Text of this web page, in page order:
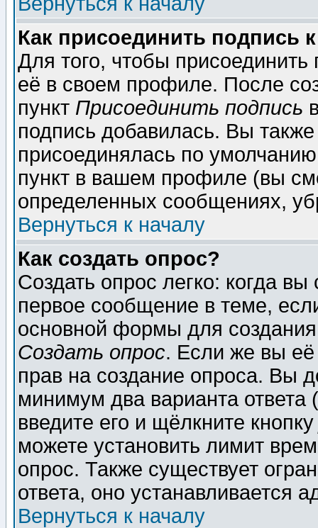
Как присоединить подпись
Для того, чтобы
её в своем профиле. После
пункт Присоединить подпись
подпись добавилась. Вы
присоединялась по
пункт в вашем профиле (вы
определенных сообщениях,
Вернуться к началу
Как создать опрос?
Создать опрос легко: когда
первое сообщение в теме,
основной формы для
Создать опрос. Если же вы её
прав на создание опроса. Вы
минимум два варианта ответа
введите его и щёлкните
можете установить лимит
опрос. Также существует
ответа, оно устанавливается
Вернуться к началу